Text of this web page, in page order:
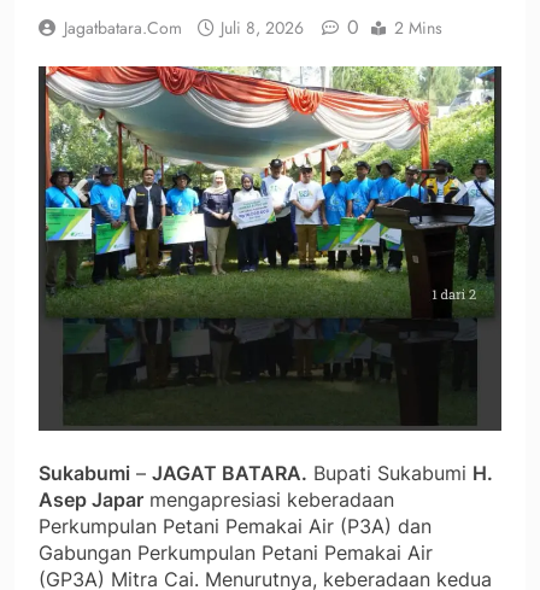
Jagatbatara.com Juli 8, 2026 0 2 Mins
Sukabumi – JAGAT BATARA. Bupati Sukabumi H.
Asep Japar mengapresiasi keberadaan
Perkumpulan Petani Pemakai Air (P3A) dan
Gabungan Perkumpulan Petani Pemakai Air
(GP3A) Mitra Cai. Menurutnya, keberadaan kedua